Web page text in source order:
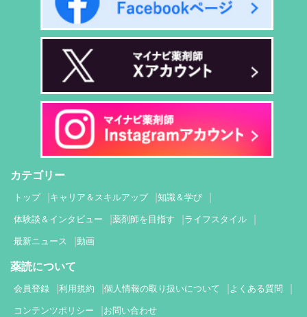
カテゴリー
トップ キャリア＆スキルアップ 知識＆学び
体験談＆インタビュー 薬剤師を目指す ライフスタイル
最新ニュース 動画
薬読について
会員登録 利用規約 個人情報の取り扱いについて よくある質問
コンテンツポリシー お問い合わせ